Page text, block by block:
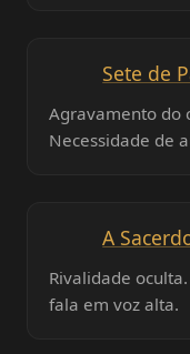
Sete de
Agravamento do
Necessidade de
A
Rivalidade
fala em voz alta.